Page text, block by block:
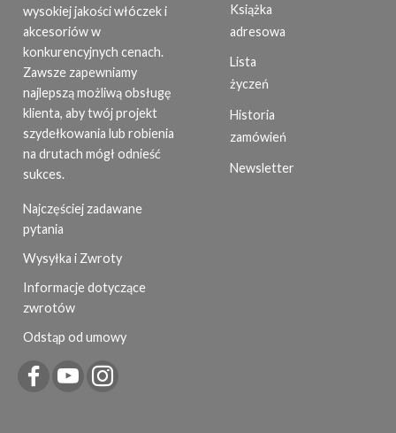
wysokiej jakości włóczek i
akcesoriów w
konkurencyjnych cenach.
Zawsze zapewniamy
najlepszą możliwą obsługę
klienta, aby twój projekt
szydełkowania lub robienia
na drutach mógł odnieść
sukces.
Najczęściej zadawane
pytania
Wysyłka i Zwroty
Informacje dotyczące
zwrotów
Odstąp od umowy
Książka
adresowa
Lista
życzeń
Historia
zamówień
Newsletter